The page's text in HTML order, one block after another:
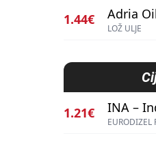
1.44€ Adria
LOŽ ULJE
1.21€ INA –
EURODIZEL